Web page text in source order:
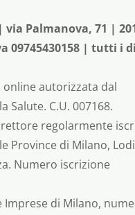
via Palmanova, 71 |
09745430158 | tutti i
online autorizzata dal
Salute. C.U. 007168.
regolarmente
Province di Milano,
Numero iscrizione
Imprese di Milano,